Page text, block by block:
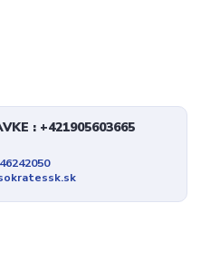
: +421905603665